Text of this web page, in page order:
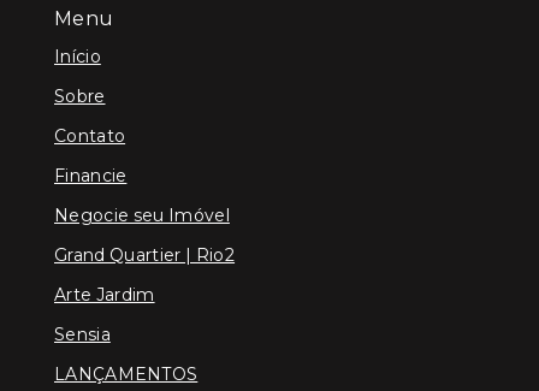
Menu
Início
Sobre
Contato
Financie
Negocie seu Imóvel
Grand Quartier | Rio2
Arte Jardim
Sensia
LANÇAMENTOS